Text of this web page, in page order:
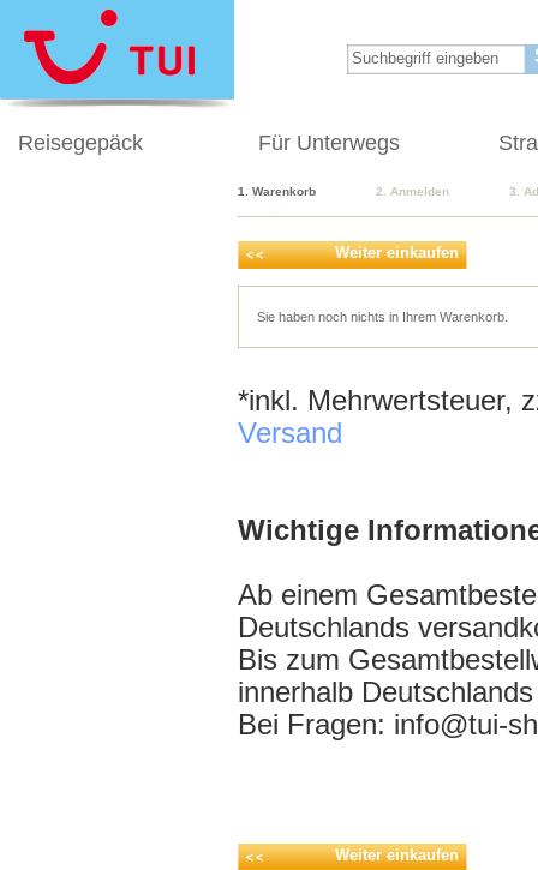
Reisegepäck Für Unterwegs
1. Warenkorb 2. Anmelden 3.
Weiter einkaufen
Sie haben noch nichts in Ihrem Warenkorb.
*inkl. Mehrwertsteuer,
Versand
Wichtige
Ab einem
Deutschlands
Bis zum
innerhalb
Bei Fragen: info@tui-
Weiter einkaufen